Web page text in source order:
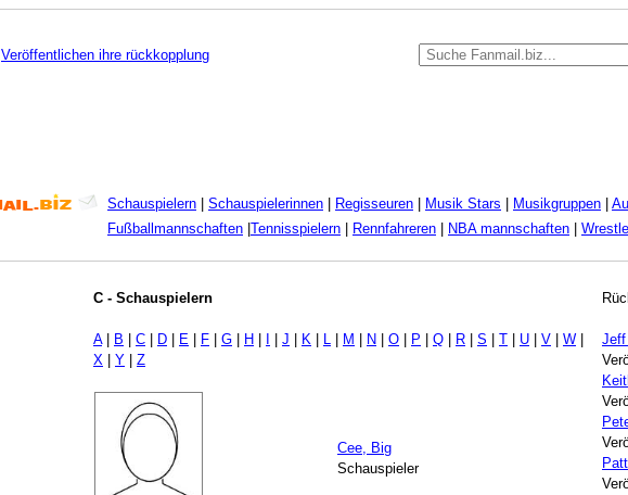
Veröffentlichen ihre rückkopplung
Schauspielern Schauspielerinnen Regisseuren Musik Stars Musikgruppen
Fußballmannschaften Tennisspielern Rennfahreren NBA mannschaften
C - Schauspielern
A| B C D E F G H J K L M N O P Q R S T U V W
X
Y Z
Cee, Big
Schauspieler
Jeff